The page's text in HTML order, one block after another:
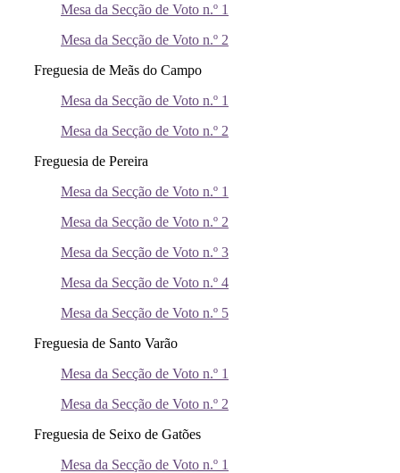
Mesa da Secção de Voto n.º 1
Mesa da Secção de Voto n.º 2
Freguesia de Meãs do Campo
Mesa da Secção de Voto n.º 1
Mesa da Secção de Voto n.º 2
Freguesia de Pereira
Mesa da Secção de Voto n.º 1
Mesa da Secção de Voto n.º 2
Mesa da Secção de Voto n.º 3
Mesa da Secção de Voto n.º 4
Mesa da Secção de Voto n.º 5
Freguesia de Santo Varão
Mesa da Secção de Voto n.º 1
Mesa da Secção de Voto n.º 2
Freguesia de Seixo de Gatões
Mesa da Secção de Voto n.º 1